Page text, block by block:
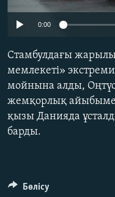
ЖАЗЫЛЫҢЫЗ
Басқа тілдерде
0:00
Стамбулдағы
мемлекеті»
мойнына алды,
жемқорлық
қызы Данияда
барды.
Бөлісу